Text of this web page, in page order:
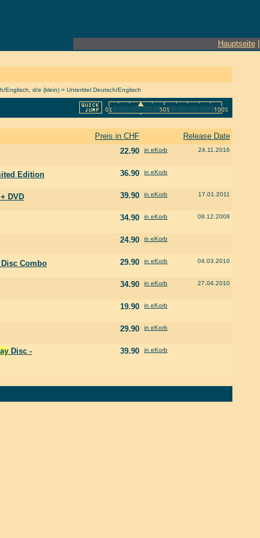
Hauptseite
Englisch, d/e (klein) = Untertitel Deutsch/Englisch
Preis in CHF
Release Date
22.90 in eKorb 24.11.2016
Edition 36.90 in eKorb
DVD 39.90 in eKorb 17.01.2011
34.90 in eKorb 09.12.2008
24.90 in eKorb
Disc Combo 29.90 in eKorb 04.03.2010
34.90 in eKorb 27.04.2010
19.90 in eKorb
29.90 in eKorb
Disc -
39.90 in eKorb